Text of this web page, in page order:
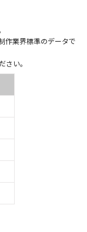
作業界標準のデータで
い。